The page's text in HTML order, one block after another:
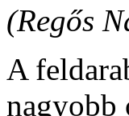
(Regős
A
nagyobb